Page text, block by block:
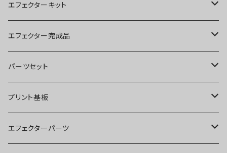
エフェクターキット
ブースター
オーバードライブ
ディストーション
ファズ
エフェクター完成品
ブースター
オーバードライブ
ディストーション
パーツセット
ブースター
オーバードライブ
プリント基板
オーバードライブ
エフェクターパーツ